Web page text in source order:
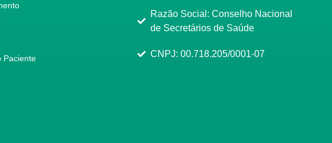
Paciente
Razão Social: Conselho Nacional
de Secretários de Saúde
CNPJ: 00.718.205/0001-07